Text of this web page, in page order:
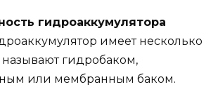
гидроаккумулятора
имеет несколько
называют гидробаком,
или мембранным баком.